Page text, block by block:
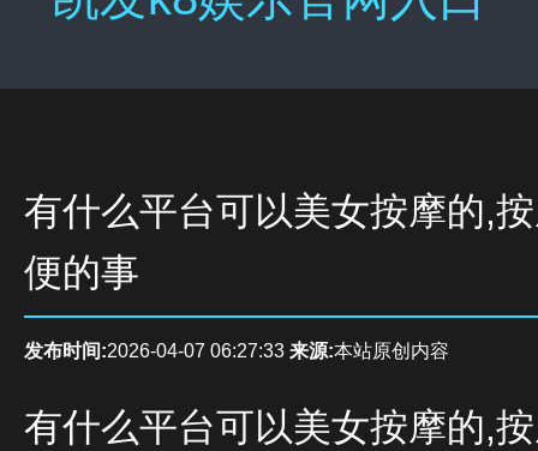
有什么平台可以美女按摩的,
便的事
发布时间:2026-04-07 06:27:33 来源:本站原创内容
有什么平台可以美女按摩的,